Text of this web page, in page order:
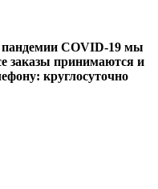
COVID-19 мы
заказы принимаются и
круглосуточно